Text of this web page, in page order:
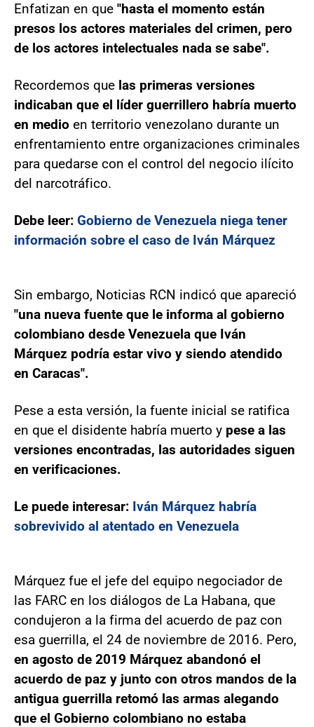
Enfatizan en que "hasta el momento están
presos los actores materiales del crimen, pero
de los actores intelectuales nada se sabe".
Recordemos que las primeras versiones
indicaban que el líder guerrillero habría muerto
en medio en territorio venezolano durante un
enfrentamiento entre organizaciones criminales
para quedarse con el control del negocio ilícito
del narcotráfico.
Debe leer: Gobierno de Venezuela niega tener
información sobre el caso de Iván Márquez
Sin embargo, Noticias RCN indicó que apareció
"una nueva fuente que le informa al gobierno
colombiano desde Venezuela que Iván
Márquez podría estar vivo y siendo atendido
en Caracas".
Pese a esta versión, la fuente inicial se ratifica
en que el disidente habría muerto y pese a las
versiones encontradas, las autoridades siguen
en verificaciones.
Le puede interesar: Iván Márquez habría
sobrevivido al atentado en Venezuela
Márquez fue el jefe del equipo negociador de
las FARC en los diálogos de La Habana, que
condujeron a la firma del acuerdo de paz con
esa guerrilla, el 24 de noviembre de 2016. Pero,
en agosto de 2019 Márquez abandonó el
acuerdo de paz y junto con otros mandos de la
antigua guerrilla retomó las armas alegando
que el Gobierno colombiano no estaba